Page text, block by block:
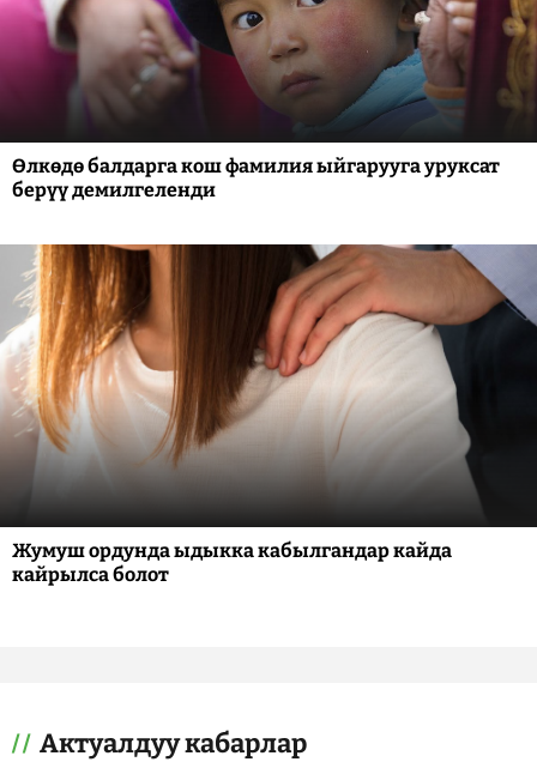
Өлкөдө балдарга кош фамилия ыйгарууга уруксат
берүү демилгеленди
Жумуш ордунда ыдыкка кабылгандар кайда
кайрылса болот
Актуалдуу кабарлар